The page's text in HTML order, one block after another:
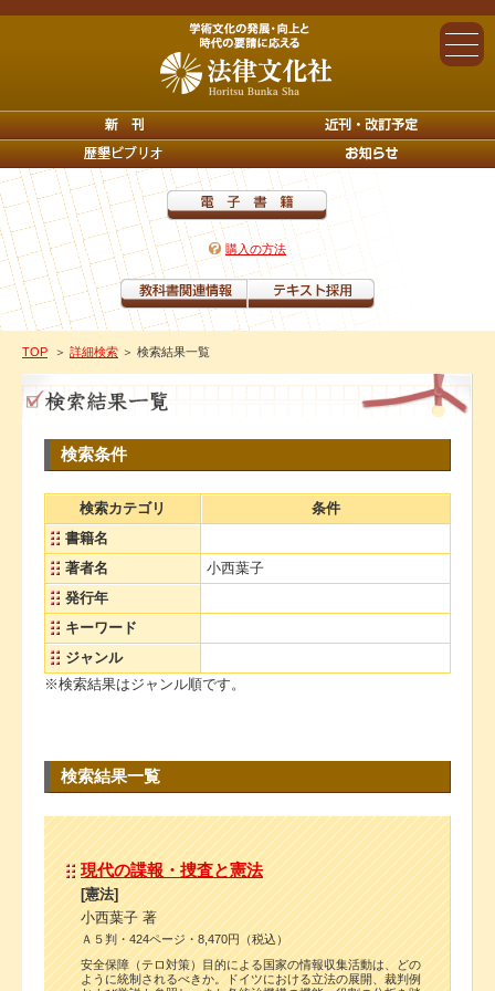
購入の方法
TOP ＞ 詳細検索 ＞ 検索結果一覧
検索条件
検索カテゴリ
条件
書籍名
著者名
小西葉子
発行年
キーワード
ジャンル
※検索結果はジャンル順です。
検索結果一覧
現代の諜報・捜査と憲法
[憲法]
小西葉子 著
Ａ５判・424ページ・8,470円（税込）
安全保障（テロ対策）目的による国家の情報収集活動は、どの
ように統制されるべきか。ドイツにおける立法の展開、裁判例